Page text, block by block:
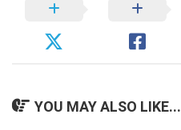
YOU MAY ALSO LIKE...